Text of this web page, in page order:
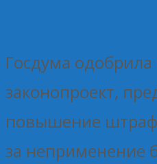
Госдума
законопроект,
повышение
за неприменение